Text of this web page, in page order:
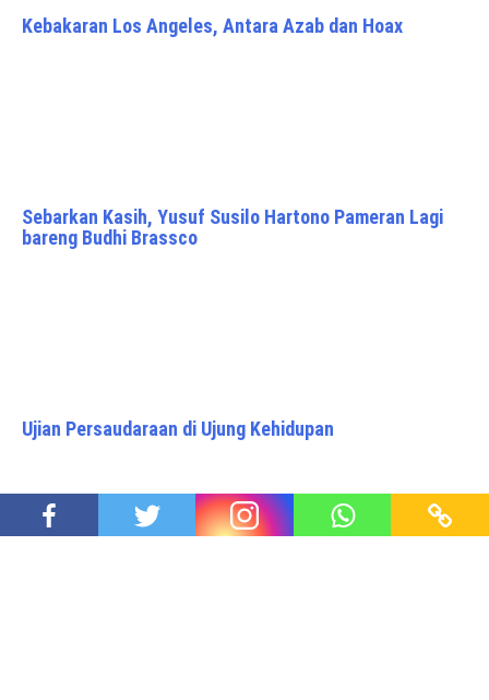
Kebakaran Los Angeles, Antara Azab dan Hoax
Sebarkan Kasih, Yusuf Susilo Hartono Pameran Lagi
bareng Budhi Brassco
Ujian Persaudaraan di Ujung Kehidupan